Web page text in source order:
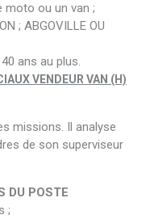
moto ou un van ;
; ABGOVILLE OU
ans au plus.
VENDEUR VAN (H)
missions. Il analyse
de son superviseur
DU POSTE
;